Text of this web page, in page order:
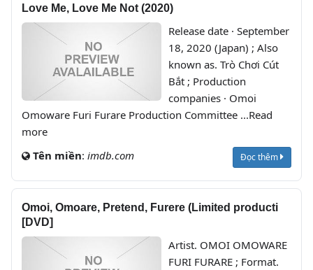
Love Me, Love Me Not (2020)
Release date · September
18, 2020 (Japan) ; Also
known as. Trò Chơi Cút
Bắt ; Production
companies · Omoi
Omoware Furi Furare Production Committee ...Read
more
Tên miền: imdb.com Đọc thêm
Omoi, Omoare, Pretend, Furere (Limited producti
[DVD]
Artist. OMOI OMOWARE
FURI FURARE ; Format.